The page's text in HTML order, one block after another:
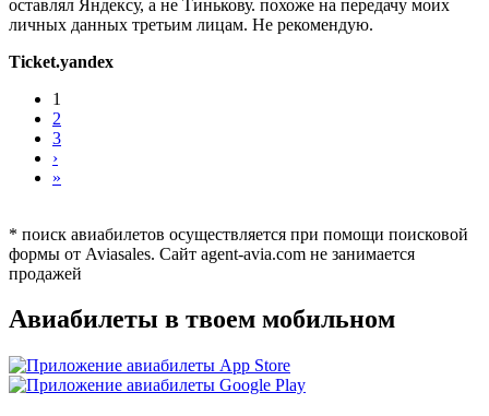
оставлял Яндексу, а не Тинькову. похоже на передачу моих
личных данных третьим лицам. Не рекомендую.
Ticket.yandex
1
2
3
›
»
* поиск авиабилетов осуществляется при помощи поисковой
формы от Aviasales. Сайт agent-avia.com не занимается
продажей
Авиабилеты в твоем мобильном